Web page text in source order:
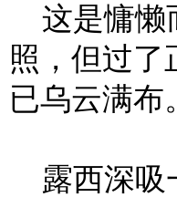
这是慵懒
照，但过了
已乌云满布
露西深吸